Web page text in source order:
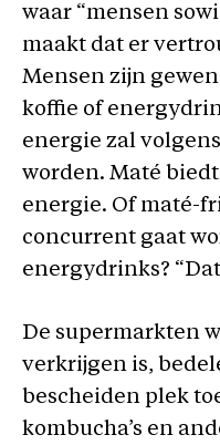
waar “mensen
maakt dat er
Mensen zijn
koffie of
energie zal
worden. Maté
energie. Of maté-
concurrent gaat
energydrinks?
De supermarkten
verkrijgen is,
bescheiden plek
kombucha’s en